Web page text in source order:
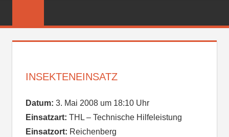
FEUERWEHR
INSEKTENEINSATZ
Datum: 3. Mai 2008 um 18:10 Uhr
Einsatzart: THL – Technische Hilfeleistung
Einsatzort: Reichenberg